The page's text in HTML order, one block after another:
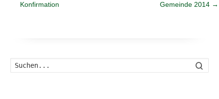
Konfirmation
Gemeinde 2014 →